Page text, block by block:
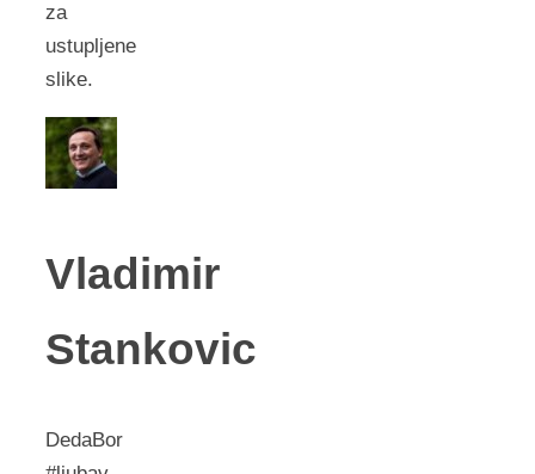
za
ustupljene
slike.
Vladimir
Stankovic
DedaBor